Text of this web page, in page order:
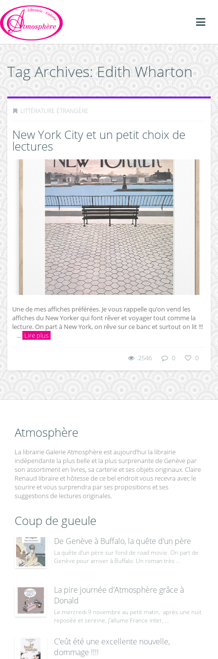
Tag Archives: Edith Wharton
LITTÉRATURE ÉTRANGÈRE
New York City et un petit choix de
lectures
Une de mes affiches préférées. Je vous rappelle qu’on vend les
affiches du New Yorker qui font rêver et voyager tout comme la
lecture. On part à New York, on rêve sur ce banc et surtout on lit !!!
... Lire plus
2546 0 0
Atmosphère
La librairie Galerie Atmosphère est aujourd’hui la librairie
indépendante la plus belle et la plus surprenante de Genève par
son assortiment en livres, sa carterie et ses objets originaux. Claire
Renaud libraire et hôtesse de ce bel endroit vous recevra avec le
sourire et vous surprendra par ses propositions et ses
suggestions de lectures originales.
Coup de gueule
De Genève à Buffalo, la quête d’un père
La quête d’un père sur fond de road movie. On part de
Genève pour arriver à Buffalo. Un roman très ...
La pire journée d’Atmosphère grâce à
Donald
Le mercredi 9 novembre au petit matin, après une nuit
reposée et sereine, j’allume France inter, ...
C’eût été une excellente nouvelle,
dommage !!!!